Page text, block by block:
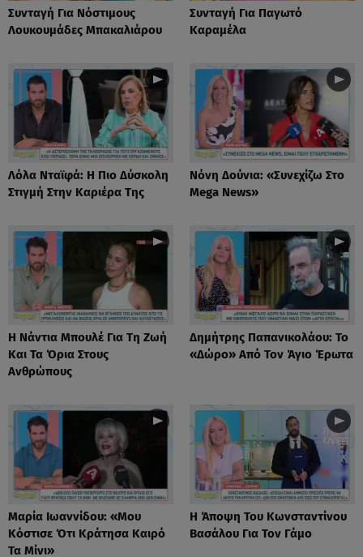
Συνταγή Για Νόστιμους
Λουκουμάδες Μπακαλιάρου
Συνταγή Για Παγωτό
Καραμέλα
Λόλα Νταϊφά: Η Πιο Δύσκολη
Στιγμή Στην Καριέρα Της
Νόνη Δούνια: «Συνεχίζω Στο
Mega News»
Η Νάντια Μπουλέ Για Τη Ζωή
Και Τα Όρια Στους
Ανθρώπους
Δημήτρης Παπανικολάου: Το
«Δώρο» Από Τον Άγιο Έρωτα
Μαρία Ιωαννίδου: «Μου
Κόστισε Ότι Κράτησα Καιρό
Τα Μίνι»
Η Άποψη Του Κωνσταντίνου
Βασάλου Για Τον Γάμο